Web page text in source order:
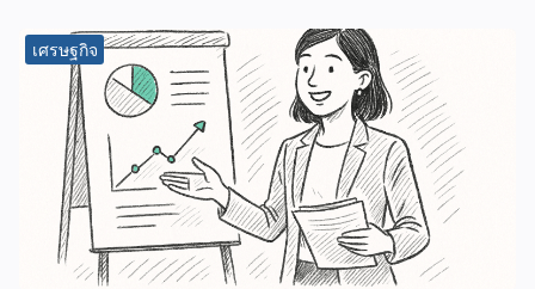
เศรษฐกิจ